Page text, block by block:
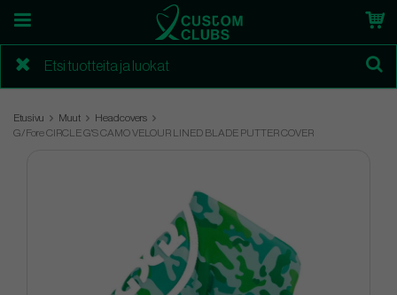
Etusivu Muut
Headcovers
G/Fore CIRCLE G'S CAMO VELOUR LINED BLADE PUTTER COVER